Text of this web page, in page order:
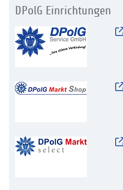
DPolG Einrichtungen